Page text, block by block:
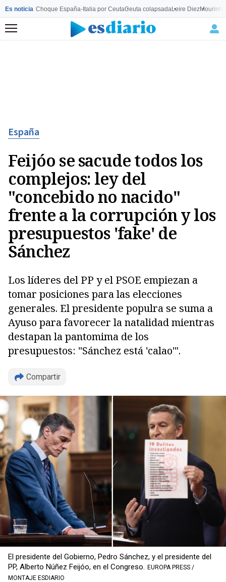
Es noticia Choque España-Italia por CeutaCeuta colapsadaLeire Diez
Menú
España
Feijóo se sacude todos los
complejos: ley del
"concebido no nacido"
frente a la corrupción y los
presupuestos 'fake' de
Sánchez
Los líderes del PP y el PSOE empiezan a
tomar posiciones para las elecciones
generales. El presidente populra se suma a
Ayuso para favorecer la natalidad mientras
destapan la pantomima de los
presupuestos: "Sánchez está 'calao'".
Compartir
Copiar
El presidente del Gobierno, Pedro Sánchez, y el presidente del
PP, Alberto Núñez Feijóo, en el Congreso. EUROPA PRESS /
MONTAJE ESDIARIO